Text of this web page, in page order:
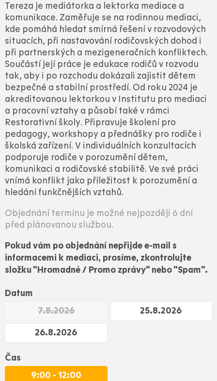
Tereza je mediátorka a lektorka mediace a
komunikace. Zaměřuje se na rodinnou mediaci,
kde pomáhá hledat smírná řešení v rozvodových
situacích, při nastavování rodičovských dohod i
při partnerských a mezigeneračních konfliktech.
Součástí její práce je edukace rodičů v rozvodu
tak, aby i po rozchodu dokázali zajistit dětem
bezpečné a stabilní prostředí. Od roku 2024 je
akreditovanou lektorkou v Institutu pro mediaci
a pracovní vztahy a působí také v rámci
Restorativní školy. Připravuje školení pro
pedagogy, workshopy a přednášky pro rodiče i
školská zařízení. V individuálních konzultacích
podporuje rodiče v porozumění dětem,
komunikaci a rodičovské stabilitě. Ve své práci
vnímá konflikt jako příležitost k porozumění a
hledání funkčnějších vztahů.
Objednání termínu je možné nejpozději 6 dní
před plánovanou službou.
Pokud vám po objednání nepřijde e-mail s
informacemi k mediaci, prosíme, zkontrolujte
složku "Hromadné / Promo zprávy" nebo "Spam".
Datum
7.8.2026
25.8.2026
26.8.2026
Čas
9:00 - 12:00